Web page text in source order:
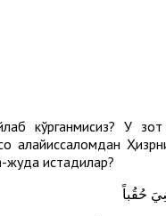
кўрганмисиз? У
алайҳиссаломдан
истадилар?
حُقُباً